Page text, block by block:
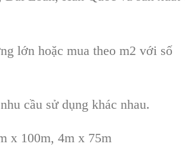
lớn hoặc mua theo m2 với số
cầu sử dụng khác nhau.
x 100m, 4m x 75m